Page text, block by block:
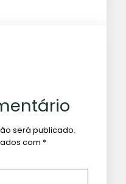
será publicado.
com *